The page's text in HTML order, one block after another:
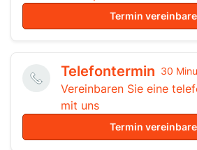
Termin
Telefontermin 30
Vereinbaren Sie eine
mit uns
Termin